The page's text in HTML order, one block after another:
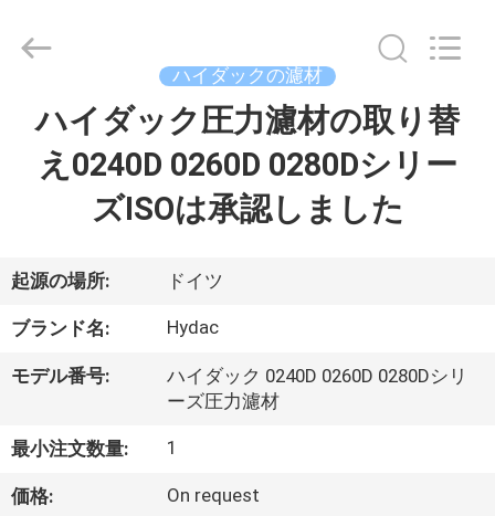
私
達
つ
い
2019
Electronic
ハイダックの濾材
ハイダック圧力濾材の取り替
え0240D 0260D 0280Dシリー
ズISOは承認しました
起源の場所: ドイツ
ブランド名: Hydac
モデル番号:
ハイダック 0240D 0260D 0280Dシリ
ーズ圧力濾材
最小注文数量: 1
価格: On request